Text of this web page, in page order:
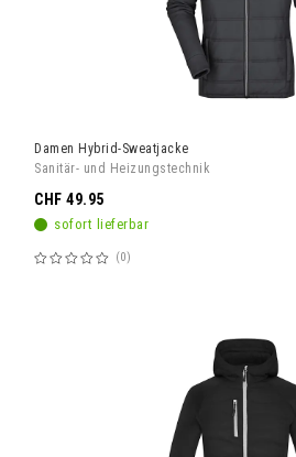
Damen Hybrid-Sweatjacke
Sanitär- und Heizungstechnik
sofort lieferbar
Bewertung:
0
CHF 49.95